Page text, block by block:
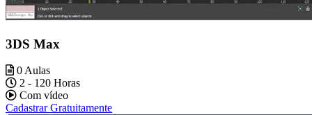
3DS Max
0 Aulas
2 - 120 Horas
Com vídeo
Cadastrar Gratuitamente